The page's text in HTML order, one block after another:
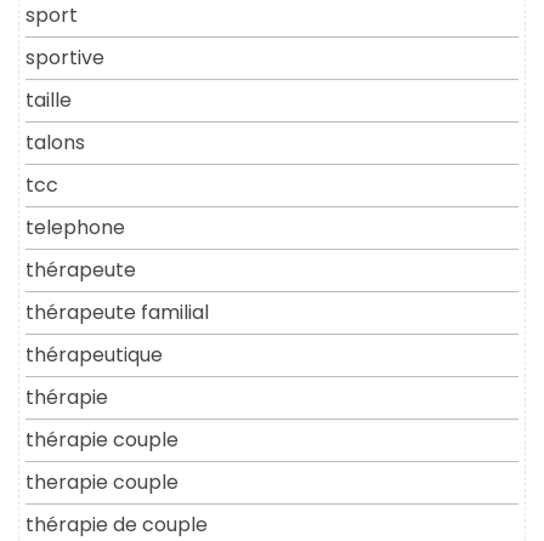
sport
sportive
taille
talons
tcc
telephone
thérapeute
thérapeute familial
thérapeutique
thérapie
thérapie couple
therapie couple
thérapie de couple